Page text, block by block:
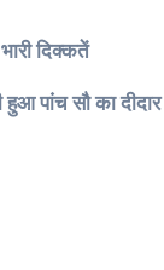
दिक्कतें
हुआ पांच सौ का दीदार